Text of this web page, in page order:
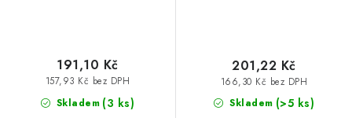
Skladem (3 ks)
157,93 Kč bez DPH
191,10 Kč
Skladem (>5 ks)
166,30 Kč bez DPH
201,22 Kč